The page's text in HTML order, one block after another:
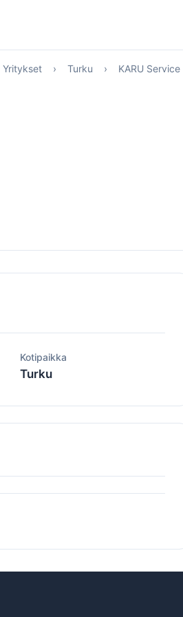
Yritykset › Turku › KARU Service
Kotipaikka
Turku